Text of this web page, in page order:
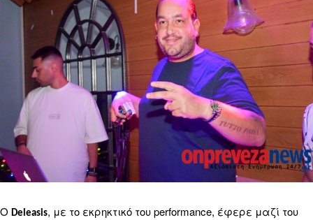
Ο Deleasis, με το εκρηκτικό του performance, έφερε μαζί του